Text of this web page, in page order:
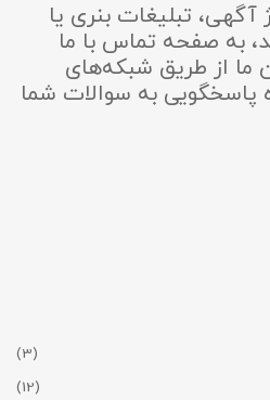
آگهی، تبلیغات بنری یا
به صفحه تماس با ما
ما از طریق شبکه‌های
پاسخگویی به سوالات شما
(3)
(12)